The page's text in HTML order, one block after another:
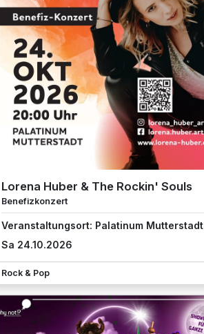
Lorena Huber & The Rockin' Souls
Benefizkonzert
Veranstaltungsort: Palatinum Mutterstadt
Sa 24.10.2026
Rock & Pop